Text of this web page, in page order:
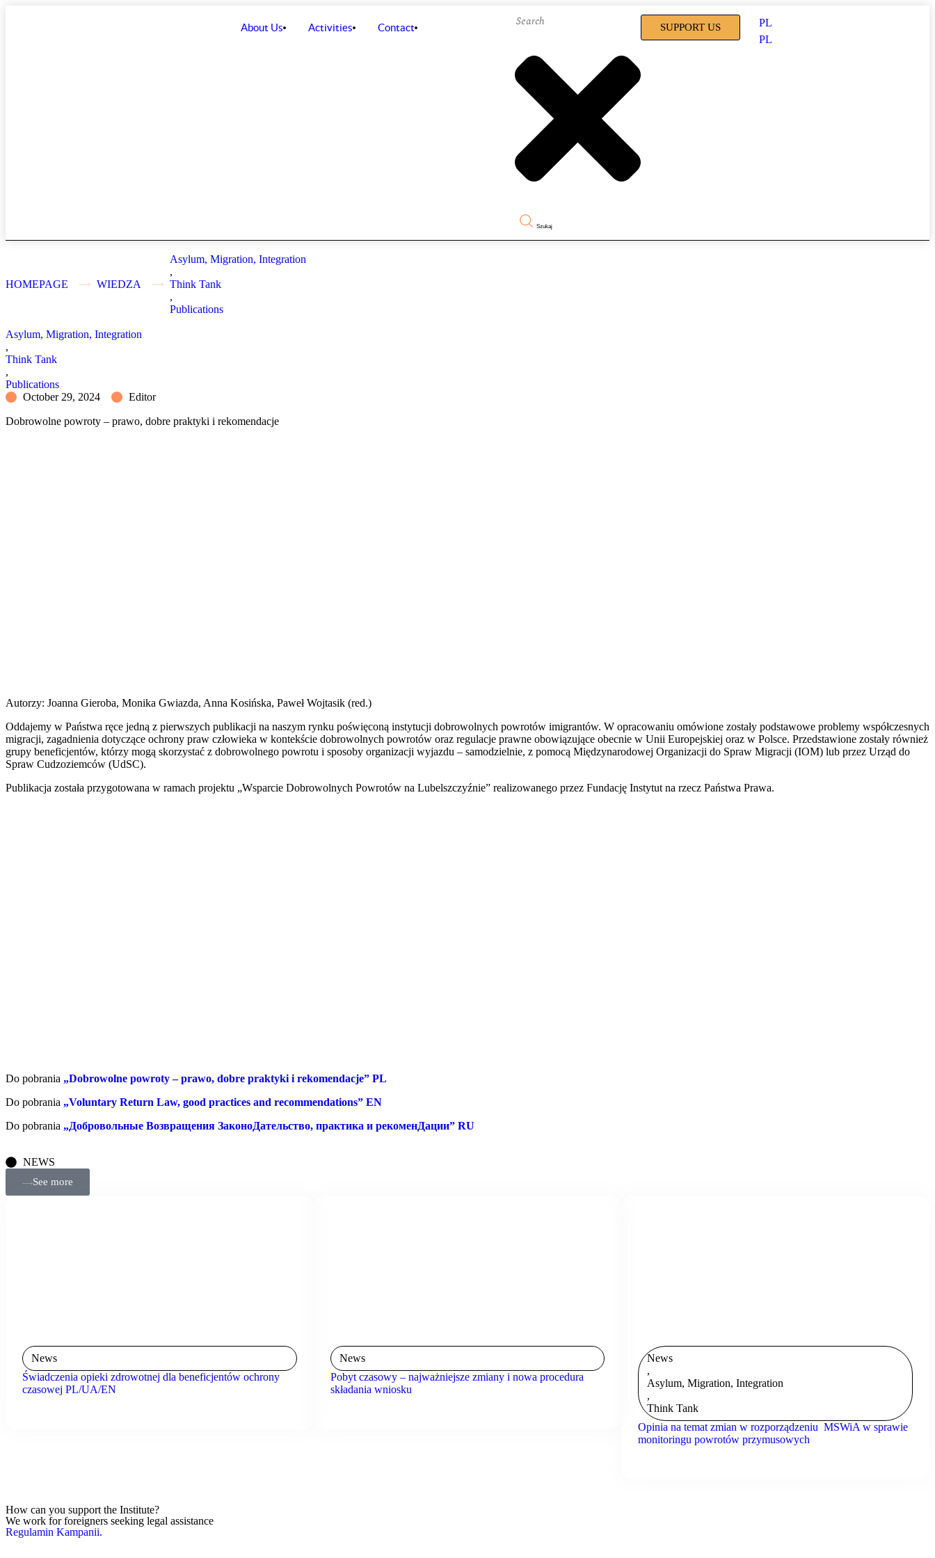
About Us Activities Contact
Szukaj
SUPPORT US
PL
PL
HOMEPAGE WIEDZA
Asylum, Migration, Integration
,
Think Tank
,
Publications
Asylum, Migration, Integration
,
Think Tank
,
Publications
October 29, 2024
Editor
Dobrowolne powroty – prawo, dobre praktyki i rekomendacje
Autorzy: Joanna Gieroba, Monika Gwiazda, Anna Kosińska, Paweł Wojtasik (red.)
Oddajemy w Państwa ręce jedną z pierwszych publikacji na naszym rynku poświęconą instytucji dobrowolnych powrotów imigrantów. W opracowaniu omówione zostały podstawowe problemy współczesnych
migracji, zagadnienia dotyczące ochrony praw człowieka w kontekście dobrowolnych powrotów oraz regulacje prawne obowiązujące obecnie w Unii Europejskiej oraz w Polsce. Przedstawione zostały również
grupy beneficjentów, którzy mogą skorzystać z dobrowolnego powrotu i sposoby organizacji wyjazdu – samodzielnie, z pomocą Międzynarodowej Organizacji do Spraw Migracji (IOM) lub przez Urząd do
Spraw Cudzoziemców (UdSC).
Publikacja została przygotowana w ramach projektu „Wsparcie Dobrowolnych Powrotów na Lubelszczyźnie” realizowanego przez Fundację Instytut na rzecz Państwa Prawa.
Do pobrania „Dobrowolne powroty – prawo, dobre praktyki i rekomendacje” PL
Do pobrania „Voluntary Return Law, good practices and recommendations” EN
Do pobrania „Добровольные Возвращения ЗаконоДательство, практика и рекоменДации” RU
NEWS
See more
News
Świadczenia opieki zdrowotnej dla beneficjentów ochrony
czasowej PL/UA/EN
News
Pobyt czasowy – najważniejsze zmiany i nowa procedura
składania wniosku
News
,
Asylum, Migration, Integration
,
Think Tank
Opinia na temat zmian w rozporządzeniu MSWiA w sprawie
monitoringu powrotów przymusowych
How can you support the Institute?
We work for foreigners seeking legal assistance
Regulamin Kampanii.